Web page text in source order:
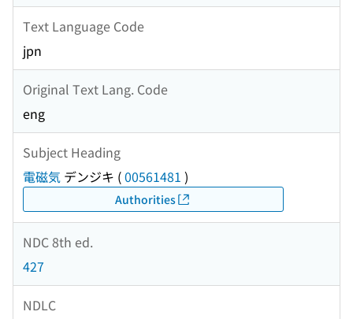
Text Language Code
jpn
Original Text Lang. Code
eng
Subject Heading
電磁気 デンジキ (00561481 )
Authorities
NDC 8th ed.
427
NDLC